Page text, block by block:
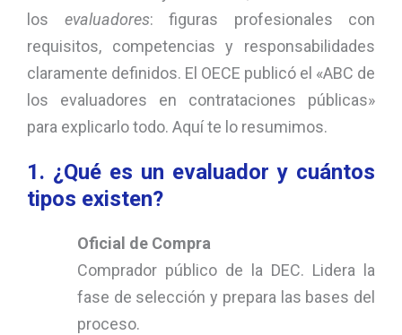
los evaluadores: figuras profesionales con
requisitos, competencias y responsabilidades
claramente definidos. El OECE publicó el «ABC de
los evaluadores en contrataciones públicas»
para explicarlo todo. Aquí te lo resumimos.
1. ¿Qué es un evaluador y cuántos
tipos existen?
Oficial de Compra
Comprador público de la DEC. Lidera la
fase de selección y prepara las bases del
proceso.